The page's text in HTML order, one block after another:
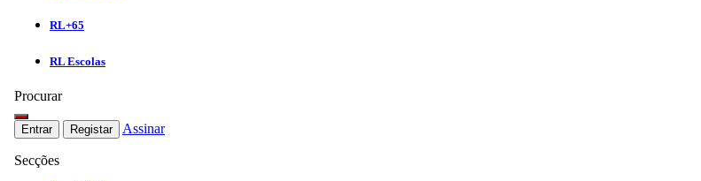
RL+65
RL Escolas
Procurar
Entrar Registar Assinar
Secções